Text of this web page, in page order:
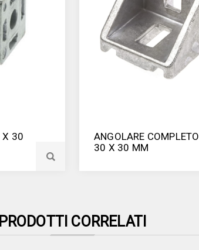
X 30
ANGOLARE COMPLETO
30 X 30 MM
PRODOTTI CORRELATI